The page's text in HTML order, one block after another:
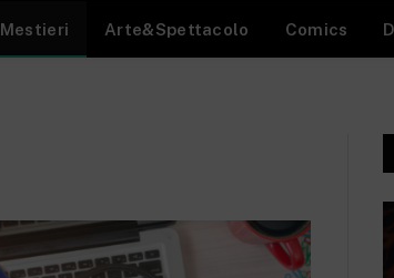
Mestieri Arte&Spettacolo Comics